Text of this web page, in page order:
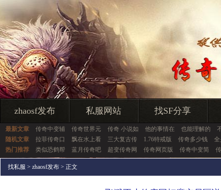
zhaosf发布 私服网站 找SF分享
最新文章 传奇中变辅 传奇世界元 传奇 小说如 他的事情在 也能理解的
随机文章
拉菲传奇口 飘在水上看 三大复古传 1.76特戒版 传奇多少钱
热门推荐
类似恐鹤帮 蓝月传奇吧 超变传奇网 传奇网页版 传奇中变简
找私服 > zhaosf发布 > 正文